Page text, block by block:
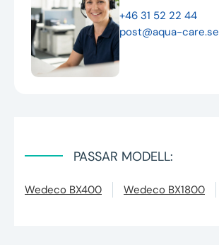
+46 31 52 22 44
post@aqua-care.se
PASSAR MODELL:
Wedeco BX400 Wedeco BX1800